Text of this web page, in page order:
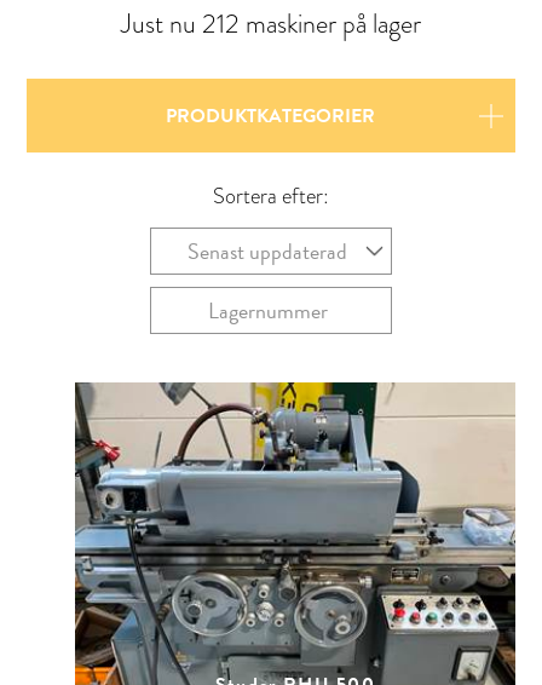
Just nu 212 maskiner på lager
PRODUKTKATEGORIER
Sortera efter:
Senast uppdaterad
Lagernummer